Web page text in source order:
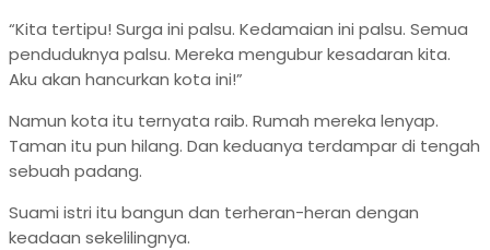
“Kita tertipu! Surga ini palsu. Kedamaian ini palsu. Semua
penduduknya palsu. Mereka mengubur kesadaran kita.
Aku akan hancurkan kota ini!”
Namun kota itu ternyata raib. Rumah mereka lenyap.
Taman itu pun hilang. Dan keduanya terdampar di tengah
sebuah padang.
Suami istri itu bangun dan terheran-heran dengan
keadaan sekelilingnya.